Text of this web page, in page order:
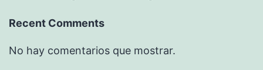
Recent Comments
No hay comentarios que mostrar.